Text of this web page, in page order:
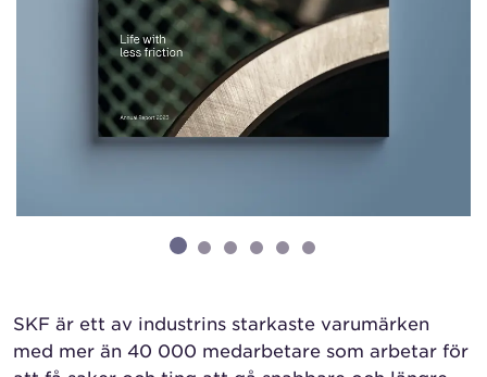
SKF är ett av industrins starkaste varumärken
med mer än 40 000 medarbetare som arbetar för